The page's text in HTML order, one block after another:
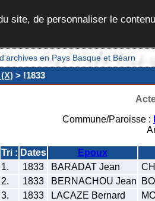
site, de personnaliser le
en Pays Basque et Béarn
> !1833
Commune/Paroisse :
Tri : Dates Epoux
1.
1833 BARADAT Jean
2.
1833 BERNACHOU Jean
3.
1833 LACAZE Bernard